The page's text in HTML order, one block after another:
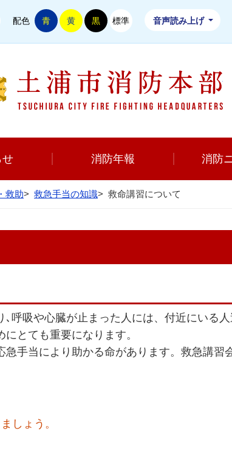
配色 青 黄 黒 標準 音声読み上げ
せ 消防年報 消防
救助> 救急手当の知識> 救命講習について
呼吸や心臓が止まった人には、付近にいる
とても重要になります。
手当により助かる命があります。救急講習
しょう。